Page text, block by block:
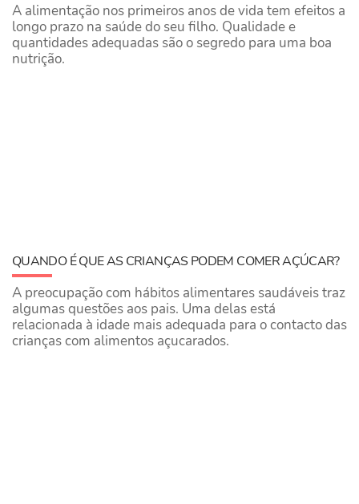
A alimentação nos primeiros anos de vida tem efeitos a
longo prazo na saúde do seu filho. Qualidade e
quantidades adequadas são o segredo para uma boa
nutrição.
QUANDO É QUE AS CRIANÇAS PODEM COMER AÇÚCAR?
A preocupação com hábitos alimentares saudáveis traz
algumas questões aos pais. Uma delas está
relacionada à idade mais adequada para o contacto das
crianças com alimentos açucarados.